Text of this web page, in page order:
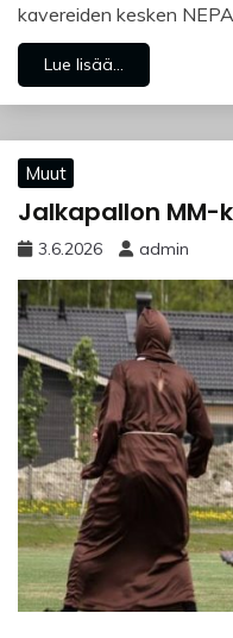
kavereiden kesken
Lue lisää...
Muut
Jalkapallon MM-
3.6.2026 admin